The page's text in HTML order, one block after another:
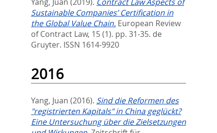
Sustainable Companies’ Certification in
the Global Value Chain. European Review
of Contract Law, 15 (1). pp. 31-35. de
Gruyter. ISSN 1614-9920
2016
Yang, Juan (2016). Sind die Reformen des
"registrierten Kapitals" in China geglückt?
Eine Untersuchung über die Zielsetzungen